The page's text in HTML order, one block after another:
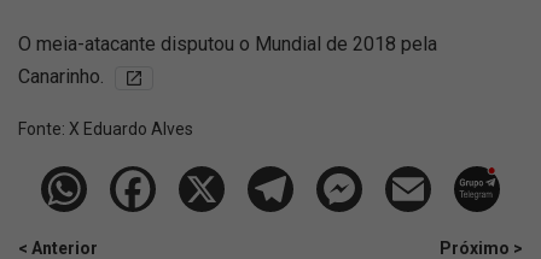
O meia-atacante disputou o Mundial de 2018 pela
Canarinho.
Fonte: X Eduardo Alves
< Anterior
Próximo >